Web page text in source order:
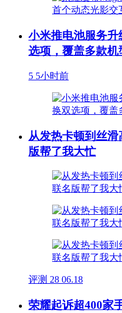
小米推电池服务
选项，覆盖多款机
5 5小时前
从发热卡顿到丝
版帮了我大忙
评测 28 06.18
荣耀起诉超400家